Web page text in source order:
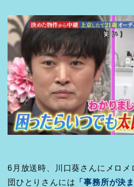
6月放送時、川口葵さんにメロメ
団ひとりさんには 「事務所が決